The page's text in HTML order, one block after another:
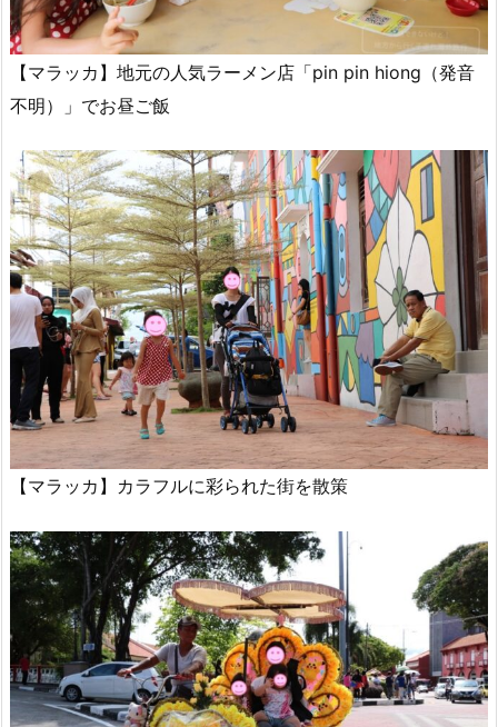
【マラッカ】地元の人気ラーメン店「pin pin hiong（発音
不明）」でお昼ご飯
【マラッカ】カラフルに彩られた街を散策